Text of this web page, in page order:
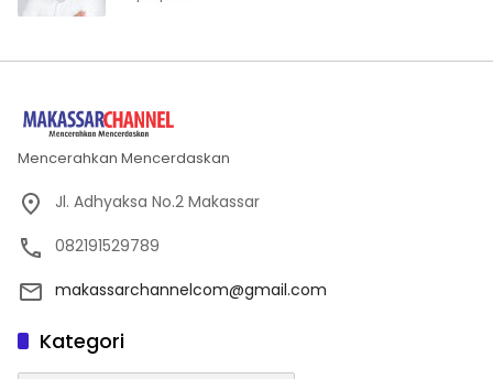
Mencerahkan Mencerdaskan
Jl. Adhyaksa No.2 Makassar
082191529789
makassarchannelcom@gmail.com
Kategori